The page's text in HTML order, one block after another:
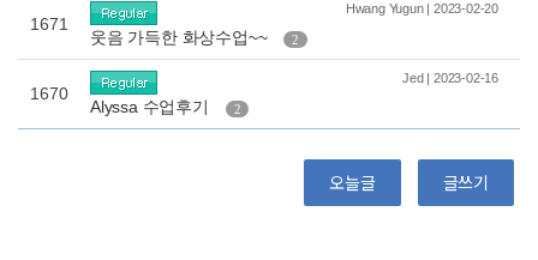
1671
Hwang Yugun | 2023-02-20
웃음 가득한 화상수업~~ 2
1670
Jed | 2023-02-16
Alyssa 수업후기 2
오늘글 글쓰기